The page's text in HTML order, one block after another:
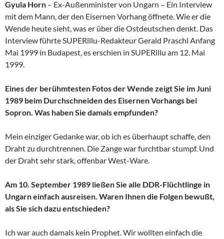
Gyula Horn – Ex-Außenminister von Ungarn – Ein Interview
mit dem Mann, der den Eisernen Vorhang öffnete. Wie er die
Wende heute sieht, was er über die Ostdeutschen denkt. Das
Interview führte SUPERillu-Redakteur Gerald Praschl Anfang
Mai 1999 in Budapest, es erschien in SUPERillu am 12. Mai
1999.
Eines der berühmtesten Fotos der Wende zeigt Sie im Juni
1989 beim Durchschneiden des Eisernen Vorhangs bei
Sopron. Was haben Sie damals empfunden?
Mein einziger Gedanke war, ob ich es überhaupt schaffe, den
Draht zu durchtrennen. Die Zange war furchtbar stumpf. Und
der Draht sehr stark, offenbar West-Ware.
Am 10. September 1989 ließen Sie alle DDR-Flüchtlinge in
Ungarn einfach ausreisen. Waren Ihnen die Folgen bewußt,
als Sie sich dazu entschieden?
Ich war auch damals kein Prophet. Wir wollten einfach die